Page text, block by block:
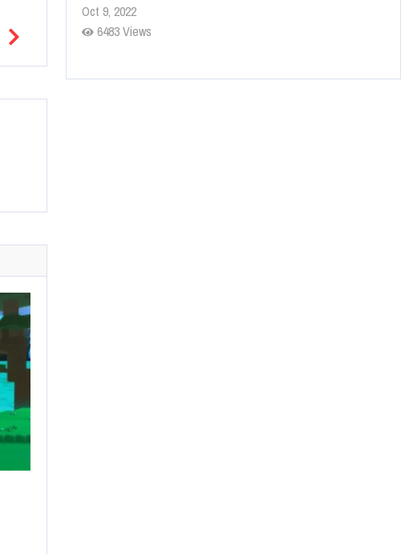
Oct 9, 2022
6483 Views
Rumor: Se filtran los primeros detalles de Resident Evil